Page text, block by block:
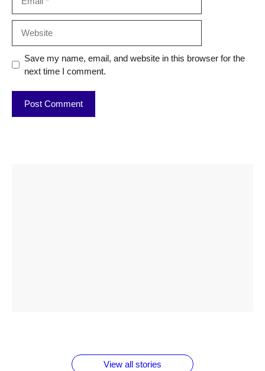
Save my name, email, and website in this browser for the
next time I comment.
View all stories